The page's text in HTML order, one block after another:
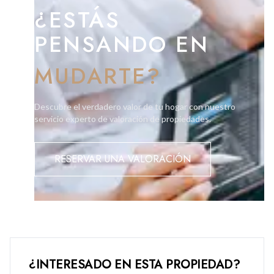
¿ESTÁS
PENSANDO EN
MUDARTE?
Descubre el verdadero valor de tu hogar con nuestro
servicio experto de valoración de propiedades.
RESERVAR UNA VALORACIÓN
¿INTERESADO EN ESTA PROPIEDAD?